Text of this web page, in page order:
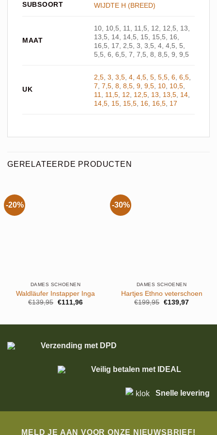
SUBSOORT WIJDTE H (BREED)
MAAT
10, 10,5, 11, 11,5, 12, 12,5, 13,
13,5, 14, 14,5, 15, 15,5, 16,
16,5, 17, 2,5, 3, 3,5, 4, 4,5, 5,
5,5, 6, 6,5, 7, 7,5, 8, 8,5, 9, 9,5
UK
2,5 ,3 ,3,5 ,4 ,4,5 ,5 ,5,5 ,6 ,6,5
7 ,7,5 ,8 ,8,5 ,9 ,9,5 10 10,5
11
11,5 12 12,5 13 13,5 14
14,5 15 15,5 16 16,5 17
GERELATEERDE PRODUCTEN
-20%
DAMES SCHOENEN
Waldläufer Instapper Inga
€139,95 Oorspronkelijke
€111,96Huidige
-30%
DAMES SCHOENEN
Hartjes Ethno veterschoen
€199,95 Oorspronkelijke
€139,97Huidige
Verzending met DPD
Veilig betalen met IDEAL
Snelle levering
MELD JE AAN VOOR ONZE NIEUWSBRIEF!